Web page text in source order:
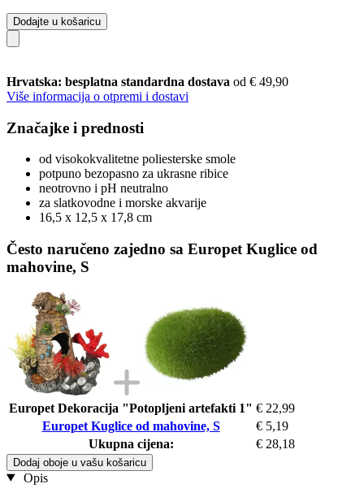
Dodajte u košaricu
Hrvatska: besplatna standardna dostava od € 49,90
Više informacija o otpremi i dostavi
Značajke i prednosti
od visokokvalitetne poliesterske smole
potpuno bezopasno za ukrasne ribice
neotrovno i pH neutralno
za slatkovodne i morske akvarije
16,5 x 12,5 x 17,8 cm
Često naručeno zajedno sa Europet Kuglice od
mahovine, S
Europet Dekoracija "Potopljeni artefakti 1" € 22,99
Europet Kuglice od mahovine, S
€ 5,19
Ukupna cijena:
€ 28,18
Dodaj oboje u vašu košaricu
Opis